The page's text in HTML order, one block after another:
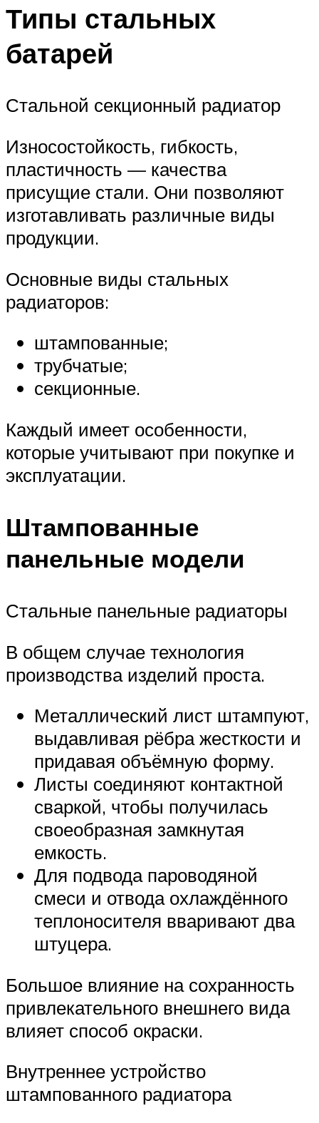
Типы стальных
батарей
Стальной секционный радиатор
Износостойкость, гибкость,
пластичность — качества
присущие стали. Они позволяют
изготавливать различные виды
продукции.
Основные виды стальных
радиаторов:
штампованные;
трубчатые;
секционные.
Каждый имеет особенности,
которые учитывают при покупке и
эксплуатации.
Штампованные
панельные модели
Стальные панельные радиаторы
В общем случае технология
производства изделий проста.
Металлический лист штампуют,
выдавливая рёбра жесткости и
придавая объёмную форму.
Листы соединяют контактной
сваркой, чтобы получилась
своеобразная замкнутая
емкость.
Для подвода пароводяной
смеси и отвода охлаждённого
теплоносителя вваривают два
штуцера.
Большое влияние на сохранность
привлекательного внешнего вида
влияет способ окраски.
Внутреннее устройство
штампованного радиатора